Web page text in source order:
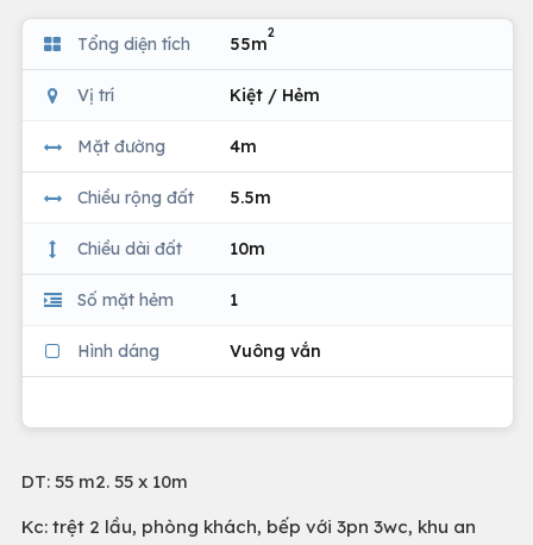
Tổng diện tích 55m
2
Vị trí Kiệt / Hẻm
Mặt đường 4m
Chiều rộng đất 5.5m
Chiều dài đất 10m
Số mặt hẻm 1
Hình dáng Vuông vắn
DT: 55 m2. 55 x 10m
Kc: trệt 2 lầu, phòng khách, bếp với 3pn 3wc, khu an